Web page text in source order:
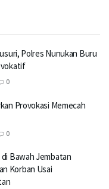
Polres Nunukan Buru
0
Provokasi Memecah
0
Bawah Jembatan
Korban Usai